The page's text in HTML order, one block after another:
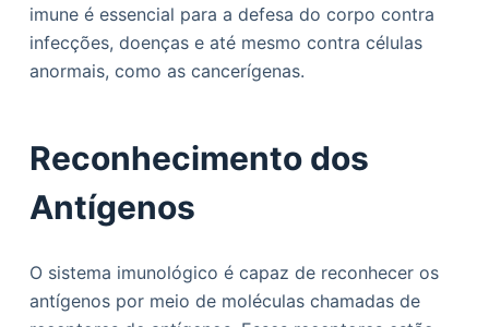
imune é essencial para a defesa do corpo contra
infecções, doenças e até mesmo contra células
anormais, como as cancerígenas.
Reconhecimento dos
Antígenos
O sistema imunológico é capaz de reconhecer os
antígenos por meio de moléculas chamadas de